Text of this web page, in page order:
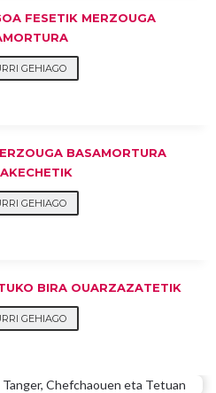
FESETIK MERZOUGA
GEHIAGO
BASAMORTURA
GEHIAGO
BIRA OUARZAZATETIK
GEHIAGO